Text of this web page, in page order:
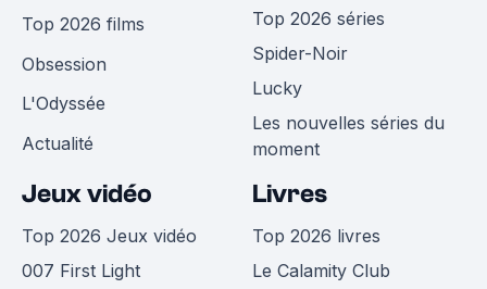
Top 2026 films
Obsession
L'Odyssée
Actualité
Top 2026 séries
Spider-Noir
Lucky
Les nouvelles séries du
moment
Jeux vidéo
Top 2026 Jeux vidéo
007 First Light
Livres
Top 2026 livres
Le Calamity Club